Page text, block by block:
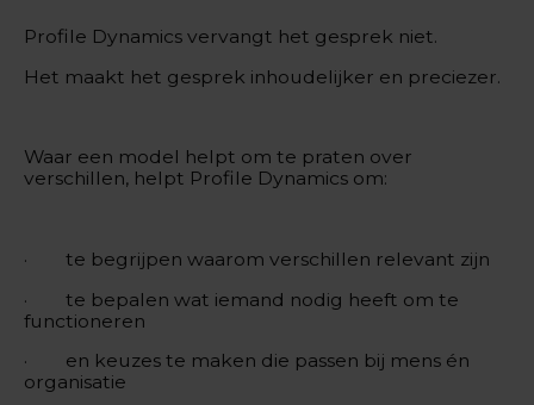
Profile Dynamics vervangt het gesprek niet.
Het maakt het gesprek inhoudelijker en preciezer.
Waar een model helpt om te praten over
verschillen, helpt Profile Dynamics om:
· te begrijpen waarom verschillen relevant zijn
· te bepalen wat iemand nodig heeft om te
functioneren
· en keuzes te maken die passen bij mens én
organisatie